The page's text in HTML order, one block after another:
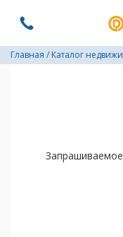
Главная / Каталог